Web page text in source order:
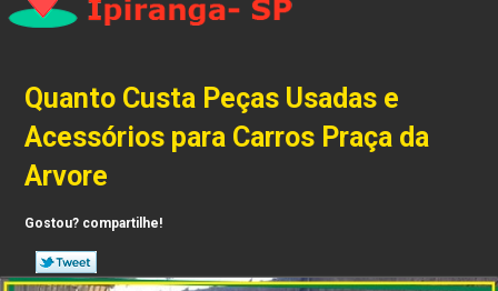
Quanto Custa Peças Usadas e
Acessórios para Carros Praça da
Arvore
Gostou? compartilhe!